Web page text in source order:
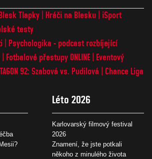
Tlapky Hráči na Blesku
iSport
testy
Psychologika - podcast rozbíjející
Fotbalové přestupy ONLINE
Eventový
92: Szabová vs. Pudilová
Chance Liga
Léto 2026
Karlovarský filmový festival
2026
Znamení, že jste potkali
někoho z minulého života